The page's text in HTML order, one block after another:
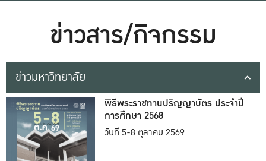
ข่าวสาร/กิจกรรม
ข่าวมหาวิทยาลัย
พิธีพระราชทานปริญญาบัตร ประจำปี
การศึกษา 2568
วันที่ 5-8 ตุลาคม 2569